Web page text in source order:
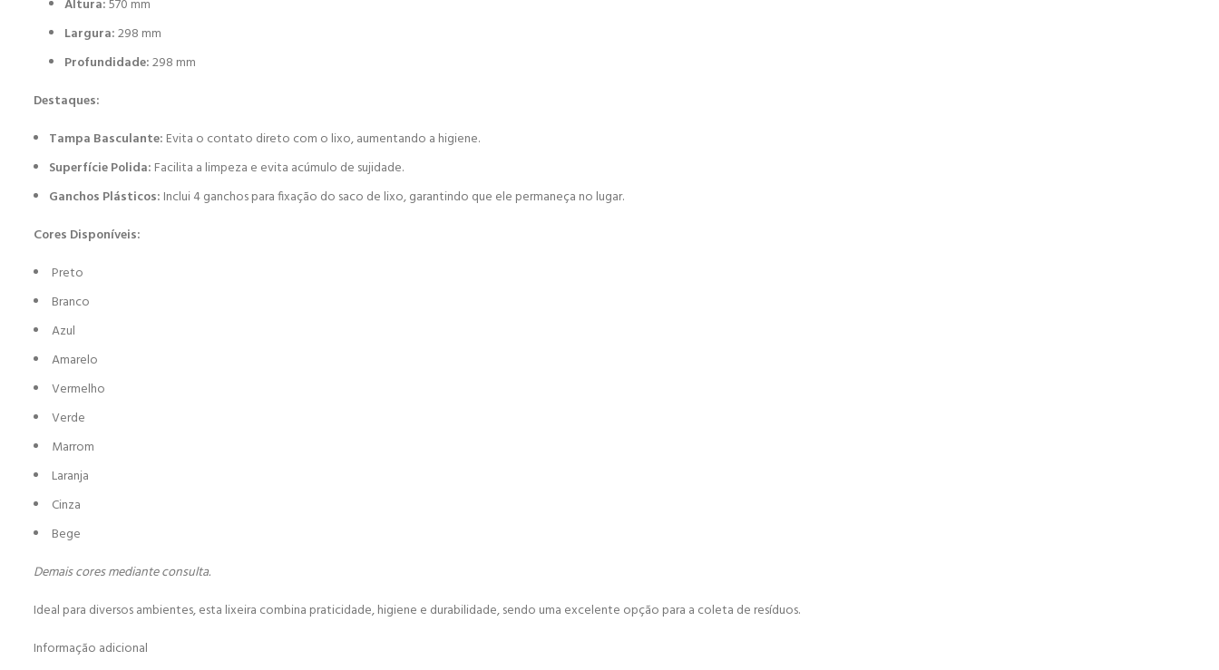
Altura:570 mm
Largura:298 mm
Profundidade:298 mm
Destaques:
Tampa Basculante: Evita o contato direto com o lixo, aumentando a higiene.
Superfície Polida: Facilita a limpeza e evita acúmulo de sujidade.
Ganchos Plásticos: Inclui 4 ganchos para fixação do saco de lixo, garantindo que ele permaneça no lugar.
Cores Disponíveis:
Preto
Branco
Azul
Amarelo
Vermelho
Verde
Marrom
Laranja
Cinza
Bege
Demais cores mediante consulta.
Ideal para diversos ambientes, esta lixeira combina praticidade, higiene e durabilidade, sendo uma excelente opção para a coleta de resíduos.
Informação adicional